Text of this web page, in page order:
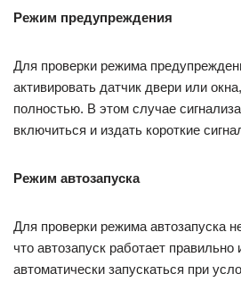
Режим предупреждения
Для проверки режима
активировать датчик двери или
полностью. В этом случае
включиться и издать короткие
Режим автозапуска
Для проверки режима автозапуска
что автозапуск работает правильно
автоматически запускаться при